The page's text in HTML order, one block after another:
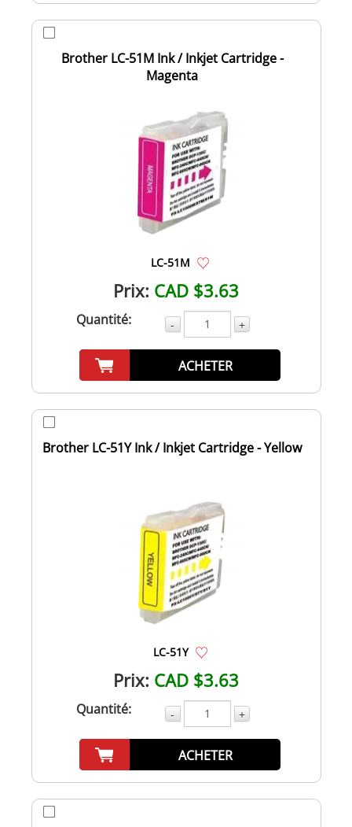
Brother LC-51M Ink / Inkjet Cartridge -
Magenta
LC-51M
Prix: CAD $3.63
Quantité: - +
ACHETER
Brother LC-51Y Ink / Inkjet Cartridge - Yellow
LC-51Y
Prix: CAD $3.63
Quantité: - +
ACHETER